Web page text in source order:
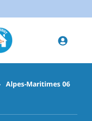
Alpes-Maritimes 06